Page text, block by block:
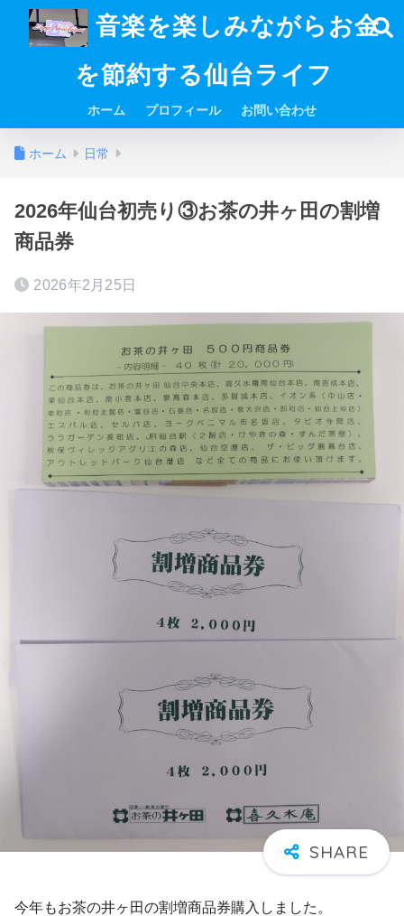
音楽を楽しみながらお金
を節約する仙台ライフ
ホーム プロフィール お問い合わせ
ホーム 日常
2026年仙台初売り③お茶の井ヶ田の割増
商品券
2026年2月25日
今年もお茶の井ヶ田の割増商品券購入しました。